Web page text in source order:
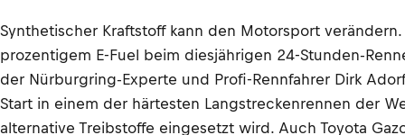
Synthetischer Kraftstoff kann den Motorsport
prozentigem E-Fuel beim diesjährigen 24-Stunden-
der Nürburgring-Experte und Profi-Rennfahrer Dirk
Start in einem der härtesten Langstreckenrennen der
alternative Treibstoffe eingesetzt wird. Auch Toyota